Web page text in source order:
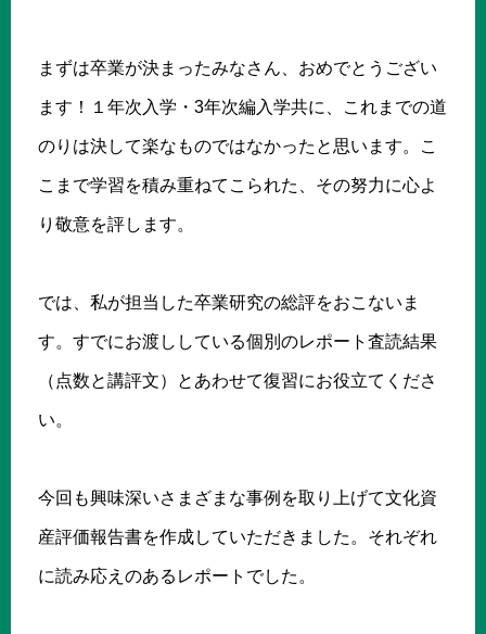
まずは卒業が決まったみなさん、おめでとうござい
ます！１年次入学・3年次編入学共に、これまでの道
のりは決して楽なものではなかったと思います。こ
こまで学習を積み重ねてこられた、その努力に心よ
り敬意を評します。
では、私が担当した卒業研究の総評をおこないま
す。すでにお渡ししている個別のレポート査読結果
（点数と講評文）とあわせて復習にお役立てくださ
い。
今回も興味深いさまざまな事例を取り上げて文化資
産評価報告書を作成していただきました。それぞれ
に読み応えのあるレポートでした。